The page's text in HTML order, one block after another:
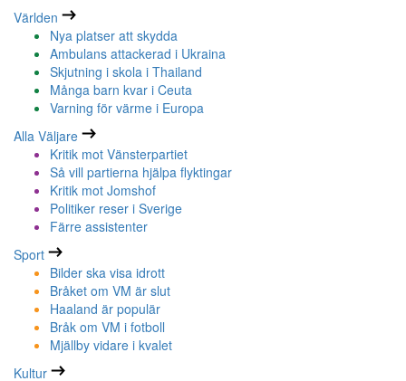
Världen
Nya platser att skydda
Ambulans attackerad i Ukraina
Skjutning i skola i Thailand
Många barn kvar i Ceuta
Varning för värme i Europa
Alla Väljare
Kritik mot Vänsterpartiet
Så vill partierna hjälpa flyktingar
Kritik mot Jomshof
Politiker reser i Sverige
Färre assistenter
Sport
Bilder ska visa idrott
Bråket om VM är slut
Haaland är populär
Bråk om VM i fotboll
Mjällby vidare i kvalet
Kultur